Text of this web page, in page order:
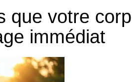
que votre
immédiat